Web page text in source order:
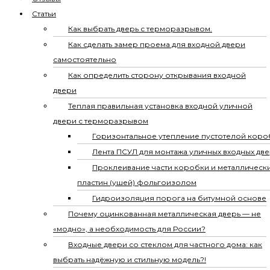
Статьи
Как выбрать дверь с терморазрывом.
Как сделать замер проема для входной двери
самостоятельно
Как определить сторону открывания входной
двери
Теплая правильная установка входной уличной
двери с терморазрывом
Горизонтальное утепление пустотелой
Лента ПСУЛ для монтажа уличных входных
Проклеивание части коробки и
пластин (ушей) фольгоизолом
Гидроизоляция порога на битумной основе
Почему оцинкованная металлическая дверь — не
«модно», а необходимость для России?
Входные двери со стеклом для частного дома: как
выбрать надёжную и стильную модель?!